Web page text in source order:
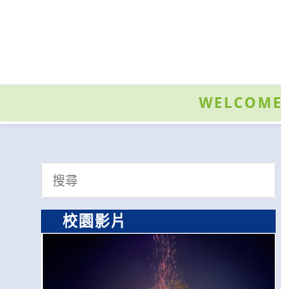
內
WELCOME
Search
for:
校園影片